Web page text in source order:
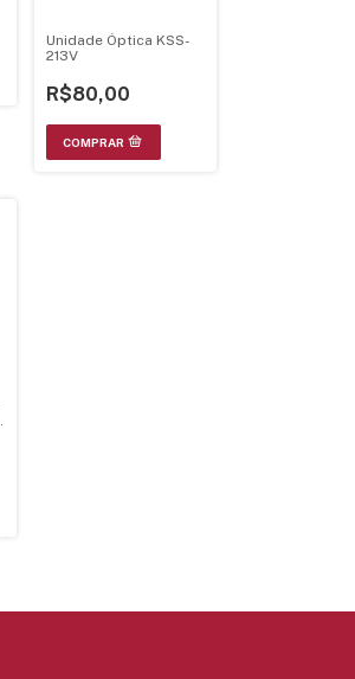
Unidade Óptica KSS-
213V
R$80,00